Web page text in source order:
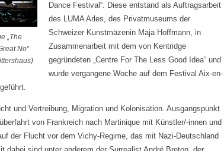
„The
No“
Dance Festival“. Diese entstand als Auftragsarbeit
des LUMA Arles, des Privatmuseums der
Schweizer Kunstmäzenin Maja Hoffmann, in
Zusammenarbeit mit dem von Kentridge
gegründeten „Centre For The Less Good Idea“ und
wurde vergangene Woche auf dem Festival Aix-en-
und Vertreibung, Migration und Kolonisation. Ausgangspunkt
von Frankreich nach Martinique mit Künstler/-innen und
der Flucht vor dem Vichy-Regime, das mit Nazi-Deutschland